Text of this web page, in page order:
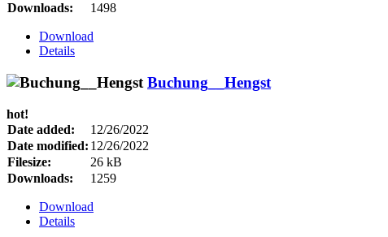
Downloads:
1498
Download
Details
Buchung__Hengst
hot!
Date added:
12/26/2022
Date modified: 12/26/2022
Filesize:
26 kB
Downloads:
1259
Download
Details